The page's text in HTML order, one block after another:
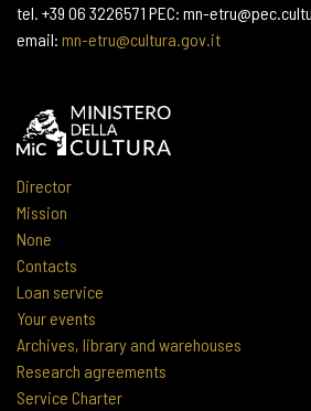
tel. +39 06 3226571 PEC: mn-
email: mn-etru@cultura.gov.it
Director
Mission
None
Contacts
Loan service
Your events
Archives, library and warehouses
Research agreements
Service Charter